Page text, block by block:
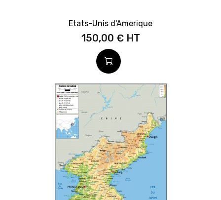
Etats-Unis d'Amerique
150,00 €